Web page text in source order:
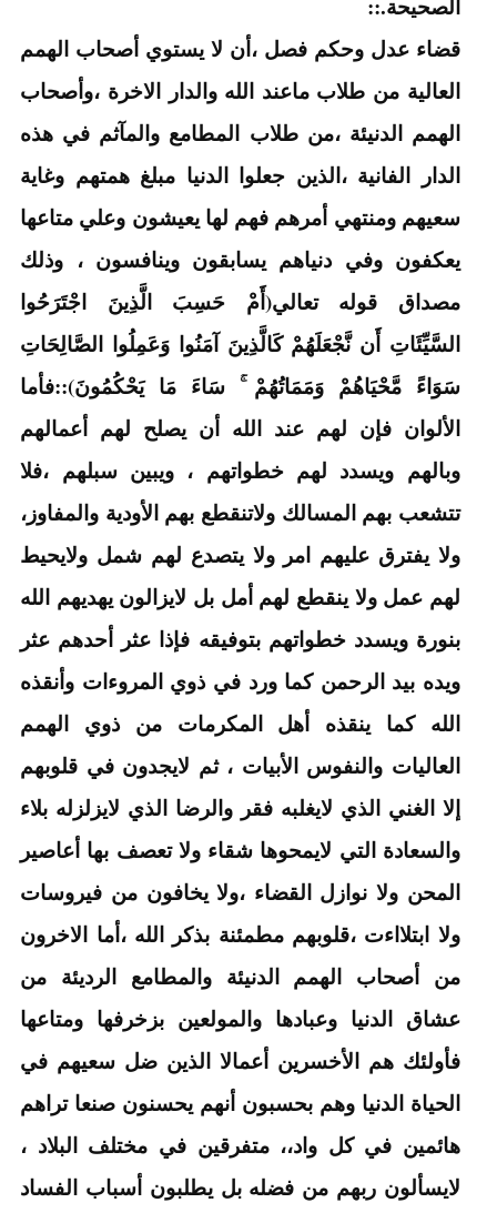
الصحيحة.::
قضاء عدل وحكم فصل ،أن لا يستوي أصحاب الهمم
العالية من طلاب ماعند الله والدار الاخرة ،وأصحاب
الهمم الدنيئة ،من طلاب المطامع والمآثم في هذه
الدار الفانية ،الذين جعلوا الدنيا مبلغ همتهم وغاية
سعيهم ومنتهي أمرهم فهم لها يعيشون وعلي متاعها
يعكفون وفي دنياهم يسابقون وينافسون ، وذلك
مصداق قوله تعالي(أَمْ حَسِبَ الَّذِينَ اجْتَرَحُوا
السَّيِّئَاتِ أَن نَّجْعَلَهُمْ كَالَّذِينَ آمَنُوا وَعَمِلُوا الصَّالِحَاتِ
سَوَاءً مَّحْيَاهُمْ وَمَمَاتُهُمْ ۚ سَاءَ مَا يَحْكُمُونَ)::فأما
الألوان فإن لهم عند الله أن يصلح لهم أعمالهم
وبالهم ويسدد لهم خطواتهم ، ويبين سبلهم ،فلا
تتشعب بهم المسالك ولاتنقطع بهم الأودية والمفاوز،
ولا يفترق عليهم امر ولا يتصدع لهم شمل ولايحيط
لهم عمل ولا ينقطع لهم أمل بل لايزالون يهديهم الله
بنورة ويسدد خطواتهم بتوفيقه فإذا عثر أحدهم عثر
ويده بيد الرحمن كما ورد في ذوي المروءات وأنقذه
الله كما ينقذه أهل المكرمات من ذوي الهمم
العاليات والنفوس الأبيات ، ثم لايجدون في قلوبهم
إلا الغني الذي لايغلبه فقر والرضا الذي لايزلزله بلاء
والسعادة التي لايمحوها شقاء ولا تعصف بها أعاصير
المحن ولا نوازل القضاء ،ولا يخافون من فيروسات
ولا ابتلااءت ،قلوبهم مطمئنة بذكر الله ،أما الاخرون
من أصحاب الهمم الدنيئة والمطامع الرديئة من
عشاق الدنيا وعبادها والمولعين بزخرفها ومتاعها
فأولئك هم الأخسرين أعمالا الذين ضل سعيهم في
الحياة الدنيا وهم بحسبون أنهم يحسنون صنعا تراهم
هائمين في كل واد،، متفرقين في مختلف البلاد ،
لايسألون ربهم من فضله بل يطلبون أسباب الفساد